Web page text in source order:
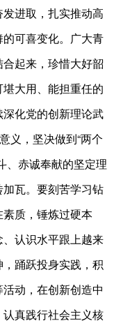
进取，扎实推动高
可喜变化。广大青
起来，珍惜大好韶
大用、能担重任的
化党的创新理论武
义，坚决做到“两个
、赤诚奉献的坚定理
瓦。要刻苦学习钻
质，锤炼过硬本
认识水平跟上越来
踊跃投身实践，积
动，在创新创造中
真践行社会主义核